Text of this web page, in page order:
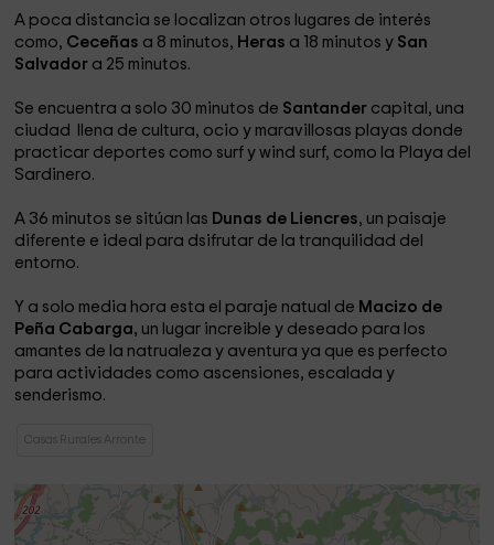
A poca distancia se localizan otros lugares de interés
como, Ceceñas a 8 minutos, Heras a 18 minutos y San
Salvador a 25 minutos.
Se encuentra a solo 30 minutos de Santander capital, una
ciudad llena de cultura, ocio y maravillosas playas donde
practicar deportes como surf y wind surf, como la Playa del
Sardinero.
A 36 minutos se sitúan las Dunas de Liencres, un paisaje
diferente e ideal para dsifrutar de la tranquilidad del
entorno.
Y a solo media hora esta el paraje natual de Macizo de
Peña Cabarga, un lugar increible y deseado para los
amantes de la natrualeza y aventura ya que es perfecto
para actividades como ascensiones, escalada y
senderismo.
Casas Rurales Arronte